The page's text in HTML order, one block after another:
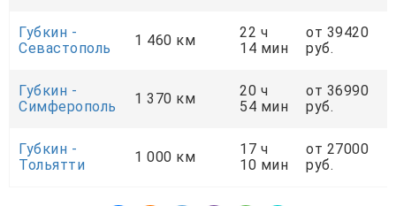
Губкин -
Севастополь
1 460 км
22 ч
14 мин
от 39420
руб.
Губкин -
Симферополь
1 370 км
20 ч
54 мин
от 36990
руб.
Губкин -
Тольятти
1 000 км
17 ч
10 мин
от 27000
руб.